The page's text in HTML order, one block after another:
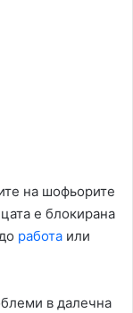
на шофьорите
е блокирана
работа или
в далечна